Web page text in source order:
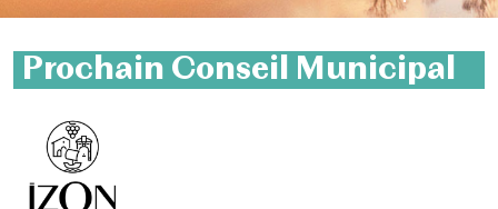
Prochain Conseil Municipal